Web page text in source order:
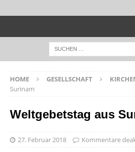
HOME GESELLSCHAFT
Surinam
Weltgebetstag aus
27. Februar 2018 Kommentare